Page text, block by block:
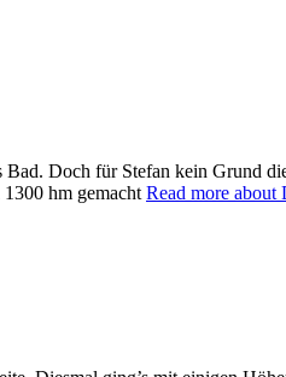
Doch für Stefan kein Grund
hm gemacht Read more